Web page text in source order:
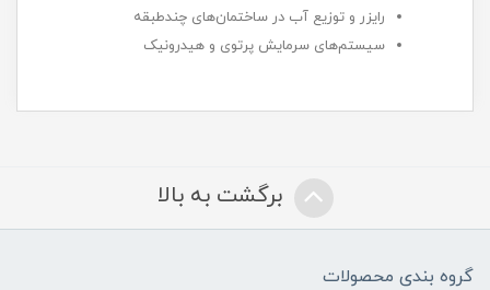
رایزر و توزیع آب در ساختمان‌های چندطبقه
سیستم‌های سرمایش پرتوی و هیدرونیک
برگشت به بالا
گروه بندی محصولات